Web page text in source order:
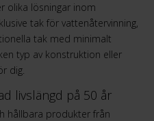
olika lösningar inom
tak för vattenåtervinning,
tak med minimalt
typ av konstruktion eller
dig.
livslängd på 50 år
hållbara produkter från